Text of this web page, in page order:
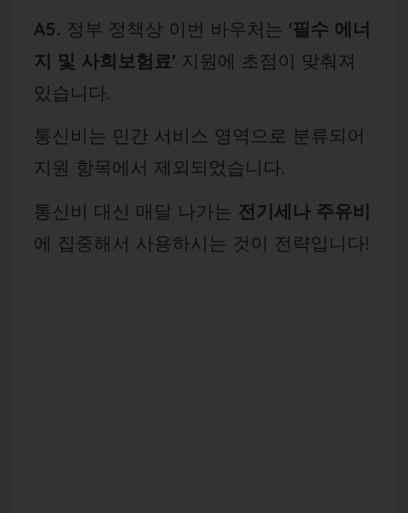
A5. 정부 정책상 이번 바우처는 '필수 에너
지 및 사회보험료' 지원에 초점이 맞춰져
있습니다.
통신비는 민간 서비스 영역으로 분류되어
지원 항목에서 제외되었습니다.
통신비 대신 매달 나가는 전기세나 주유비
에 집중해서 사용하시는 것이 전략입니다!